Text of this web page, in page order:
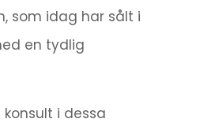
som idag har sålt i
en tydlig
i dessa